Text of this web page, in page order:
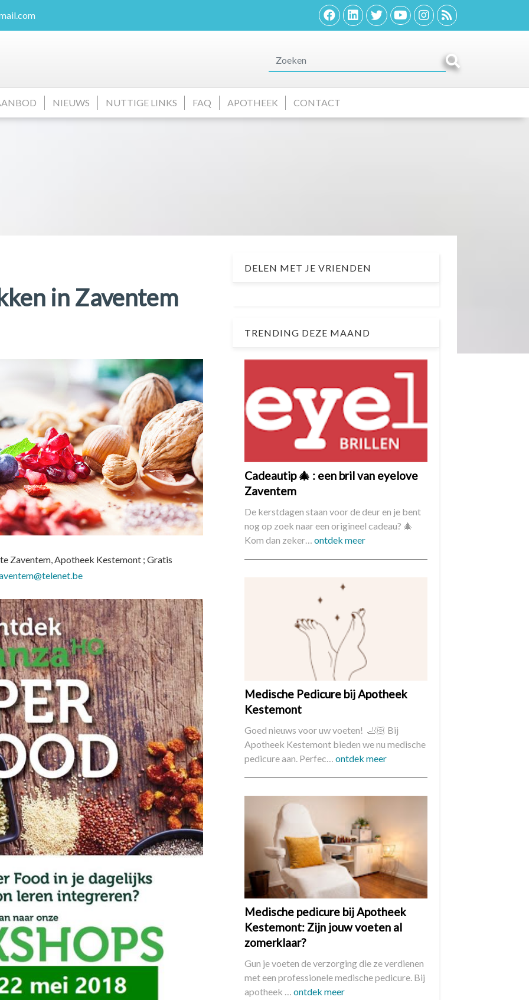
NIEUWS NUTTIGE LINKS FAQ APOTHEEK CONTACT
in Zaventem
Zaventem, Apotheek Kestemont ; Gratis
DELEN MET JE VRIENDEN
TRENDING DEZE MAAND
Cadeautip 🎄 : een bril van eyelove
Zaventem
De kerstdagen staan voor de deur en je bent
nog op zoek naar een origineel cadeau? 🎄
Kom dan zeker… ontdek meer
Medische Pedicure bij Apotheek
Kestemont
Goed nieuws voor uw voeten! 🦶🏻 Bij
Apotheek Kestemont bieden we nu medische
pedicure aan. Perfec… ontdek meer
Medische pedicure bij Apotheek
Kestemont: Zijn jouw voeten al
zomerklaar?
Gun je voeten de verzorging die ze verdienen
met een professionele medische pedicure. Bij
apotheek … ontdek meer